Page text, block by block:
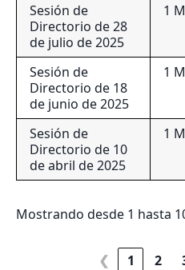
Sesión de
Directorio de 28
de julio de 2025
1
Sesión de
Directorio de 18
de junio de 2025
1
Sesión de
Directorio de 10
de abril de 2025
1
Mostrando desde 1 hasta
❮ 1 2